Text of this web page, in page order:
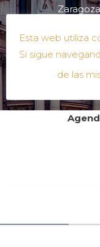
Esta web utiliza
Si sigue
de las